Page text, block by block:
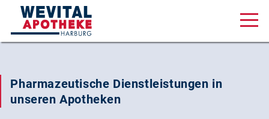
Unsere Serviceleistungen
Pharmazeutische Dienstleistungen in
unseren Apotheken